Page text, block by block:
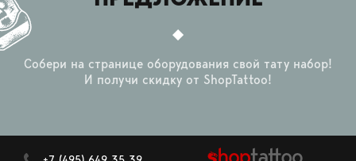
Собери на странице оборудования свой тату набор!
И получи скидку от ShopTattoo!